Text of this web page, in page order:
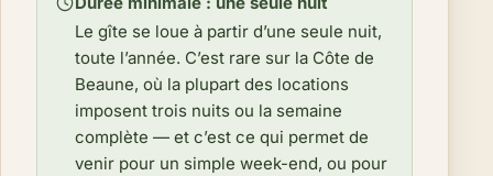
Le gîte se loue à partir d’une seule nuit,
toute l’année. C’est rare sur la Côte de
Beaune, où la plupart des locations
imposent trois nuits ou la semaine
complète — et c’est ce qui permet de
venir pour un simple week-end, ou pour